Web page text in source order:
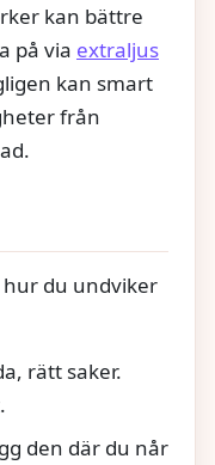
kan bättre
på via extraljus
kan smart
från
hur du undviker
rätt saker.
den där du når